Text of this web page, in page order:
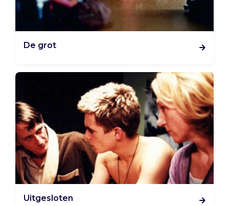
De grot
Uitgesloten